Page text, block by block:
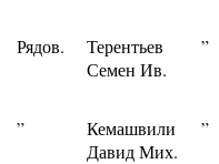
Рядов.
Терентьев
Семен Ив.
”
”
Кемашвили
Давид Мих.
”